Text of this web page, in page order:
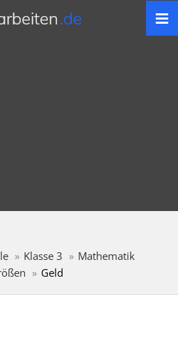
.de
Klasse 3
Mathematik
Geld